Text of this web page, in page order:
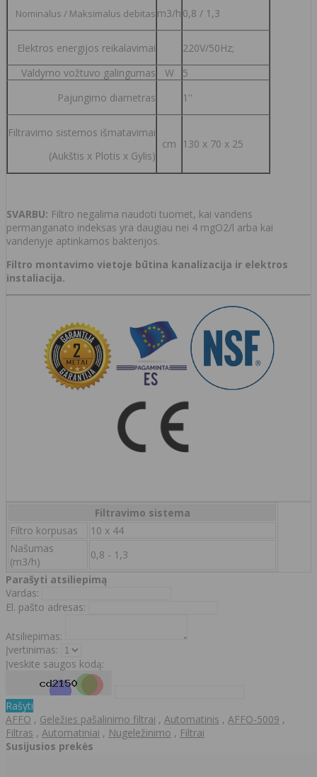
Nominalus / Maksimalus debitas m3/h 0,8 / 1,3
Elektros energijos reikalavimai
220V/50Hz;
Valdymo vožtuvo galingumas
W
5
Pajungimo diametras
1''
Filtravimo sistemos išmatavimai
(Aukštis x Plotis x Gylis)
cm 130 x 70 x 25
SVARBU: Filtro negalima naudoti tuomet, kai vandens
permanganato indeksas yra daugiau nei 4 mgO2/l arba kai
vandenyje aptinkamos bakterijos.
Filtro montavimo vietoje būtina kanalizacija ir elektros
instaliacija.
Filtravimo sistema
Filtro korpusas
10 x 44
Našumas
(m3/h)
0,8 - 1,3
Parašyti atsiliepimą
Vardas:
El. pašto adresas:
Atsiliepimas:
Įvertinimas:
Įveskite saugos kodą:
Rašyti
AFFO , Geležies pašalinimo filtrai , Automatinis , AFFO-5009 ,
Filtras , Automatiniai , Nugeležinimo , Filtrai
Susijusios prekės